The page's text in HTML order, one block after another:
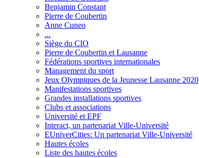
Benjamin Constant
Pierre de Coubertin
Anne Cuneo
...
Siège du CIO
Pierre de Coubertin et Lausanne
Fédérations sportives internationales
Management du sport
Jeux Olympiques de la Jeunesse Lausanne 2020
Manifestations sportives
Grandes installations sportives
Clubs et associations
Université et EPF
Interact, un partenariat Ville-Université
EUniverCities: Un partenariat Ville-Université
Hautes écoles
Liste des hautes écoles